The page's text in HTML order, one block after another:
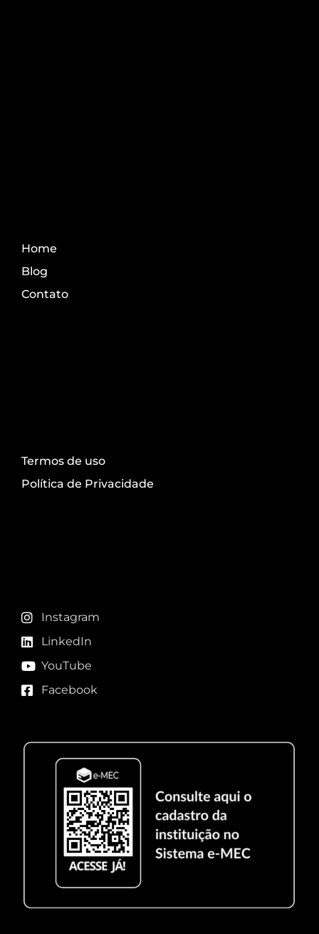
Home
Blog
Contato
Termos de uso
Política de Privacidade
Instagram
LinkedIn
YouTube
Facebook